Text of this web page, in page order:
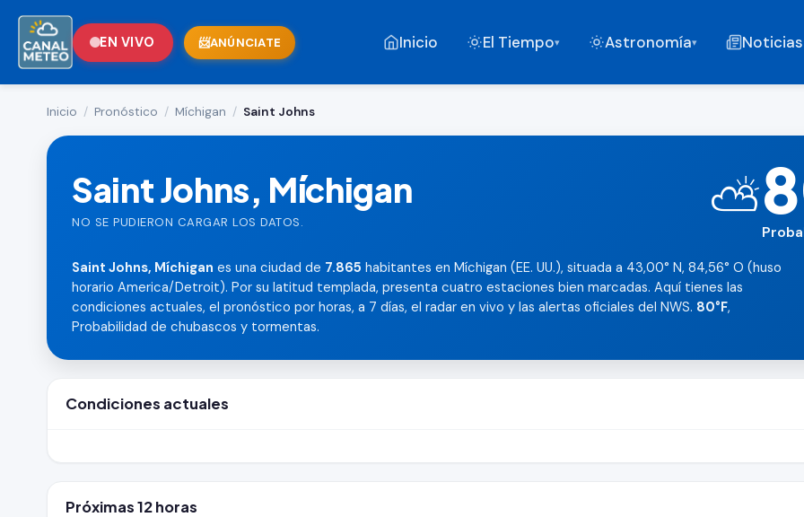
EN VIVO ANÚNCIATE Inicio El Tiempo▾ Astronomía▾ Noticias
Inicio / Pronóstico / Míchigan / Saint Johns
Saint Johns, Míchigan
NO SE PUDIERON CARGAR LOS DATOS. ⛅
Saint Johns, Míchigan es una ciudad de 7.865 habitantes en Míchigan (EE. UU.), situada a 43,00° N, 84,56° O (huso
horario America/Detroit). Por su latitud templada, presenta cuatro estaciones bien marcadas. Aquí tienes las
condiciones actuales, el pronóstico por horas, a 7 días, el radar en vivo y las alertas oficiales del NWS. 80°F,
Probabilidad de chubascos y tormentas.
Condiciones actuales
Próximas 12 horas